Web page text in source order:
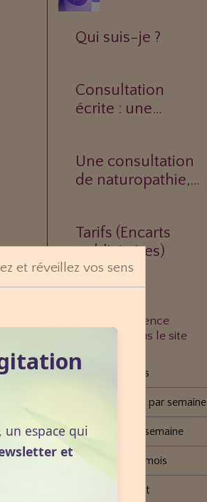
Qui suis-je ?
Consultation
écrite : une
votre question.
Une consultation
de naturopathie,
Tarifs (Encarts
publicitaires)
À quelle fréquence
consultez-vous le site
Tous les jours
Plusieurs fois par semaine
Une fois par semaine
Une fois par mois
Plus rarement
et réveillez vos sens
un espace qui
et